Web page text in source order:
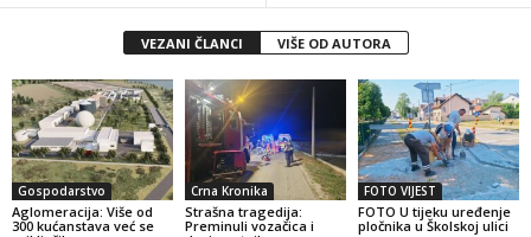
VEZANI ČLANCI VIŠE OD AUTORA
Gospodarstvo
Aglomeracija: Više od
300 kućanstava već se
Crna Kronika
Strašna tragedija:
Preminuli vozačica i
FOTO VIJEST
FOTO U tijeku uređenje
pločnika u Školskoj ulici